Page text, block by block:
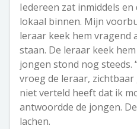
Iedereen zat inmiddels
lokaal binnen. Mijn
leraar keek hem vragend
staan. De leraar keek
jongen stond nog steeds.
vroeg de leraar, zichtbaar
niet verteld heeft dat ik
antwoordde de jongen.
lachen.